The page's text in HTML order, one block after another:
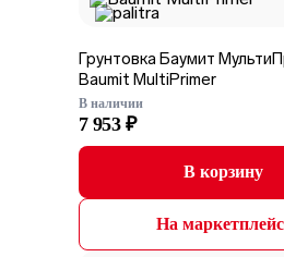
Грунтовка Баумит
Baumit MultiPrimer
В наличии
7 953 ₽
В корзину
На